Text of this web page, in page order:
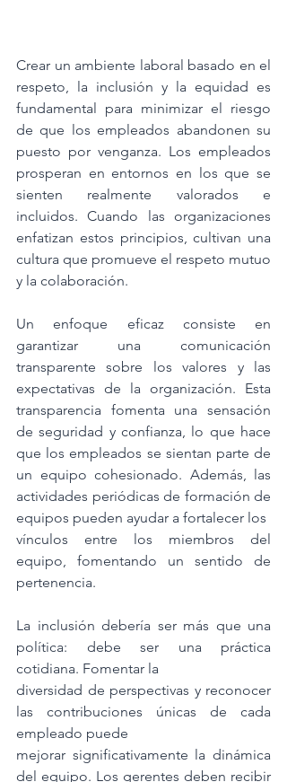
Crear un ambiente laboral basado en el
respeto, la inclusión y la equidad es
fundamental para minimizar el riesgo
de que los empleados abandonen su
puesto por venganza. Los empleados
prosperan en entornos en los que se
sienten realmente valorados e
incluidos. Cuando las organizaciones
enfatizan estos principios, cultivan una
cultura que promueve el respeto mutuo
y la colaboración.
Un enfoque eficaz consiste en
garantizar una comunicación
transparente sobre los valores y las
expectativas de la organización. Esta
transparencia fomenta una sensación
de seguridad y confianza, lo que hace
que los empleados se sientan parte de
un equipo cohesionado. Además, las
actividades periódicas de formación de
equipos pueden ayudar a fortalecer los
vínculos entre los miembros del
equipo, fomentando un sentido de
pertenencia.
La inclusión debería ser más que una
política: debe ser una práctica
cotidiana. Fomentar la
diversidad de perspectivas y reconocer
las contribuciones únicas de cada
empleado puede
mejorar significativamente la dinámica
del equipo. Los gerentes deben recibir